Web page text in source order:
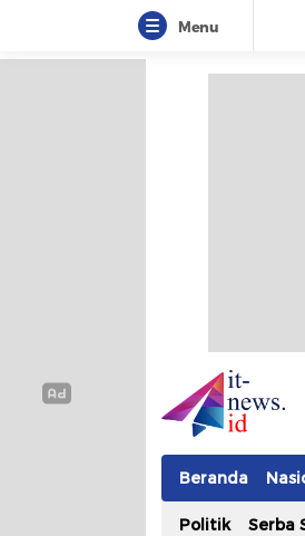
Menu
IT-NEWS
Update Cepat,
Beranda
Politik Serba